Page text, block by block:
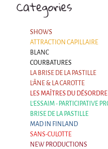
In Brittany
Territorial projects
On-site projects
Générations Cirque
La Première Fois -
Implantations au
Dédoublez-moi
Mobile projects
Categories
SHOWS
ATTRACTION CAPILLAIRE
BLANC
COURBATURES
LA BRISE DE LA PASTILLE
L'ÂNE & LA CAROTTE
LES MAÎTRES DU DÉSORDRE
L'ESSAIM - PARTICIPATIVE
BRISE DE LA PASTILLE
MAD IN FINLAND
SANS-CULOTTE
NEW PRODUCTIONS